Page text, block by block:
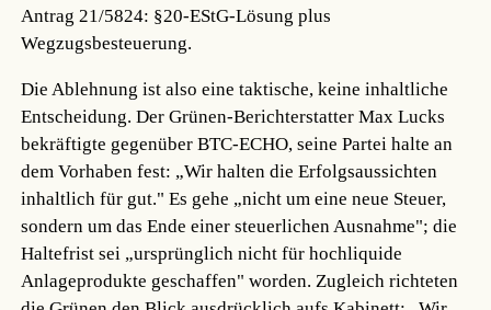
Antrag 21/5824: §20-EStG-Lösung plus
Wegzugsbesteuerung.
Die Ablehnung ist also eine taktische, keine inhaltliche
Entscheidung. Der Grünen-Berichterstatter Max Lucks
bekräftigte gegenüber BTC-ECHO, seine Partei halte an
dem Vorhaben fest: „Wir halten die Erfolgsaussichten
inhaltlich für gut." Es gehe „nicht um eine neue Steuer,
sondern um das Ende einer steuerlichen Ausnahme"; die
Haltefrist sei „ursprünglich nicht für hochliquide
Anlageprodukte geschaffen" worden. Zugleich richteten